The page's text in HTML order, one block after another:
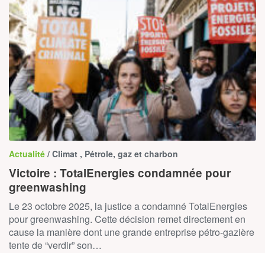
Actualité / Climat , Pétrole, gaz et charbon
Victoire : TotalEnergies condamnée pour
greenwashing
Le 23 octobre 2025, la justice a condamné TotalEnergies
pour greenwashing. Cette décision remet directement en
cause la manière dont une grande entreprise pétro-gazière
tente de “verdir” son…